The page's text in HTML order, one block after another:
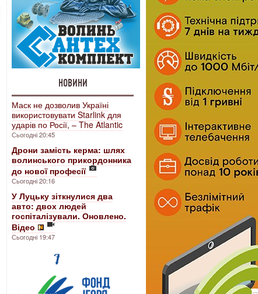
НОВИНИ
Маск не дозволив Україні
використовувати Starlink для
ударів по Росії, – The Atlantic
Сьогодні 20:45
Дрони замість керма: шлях
волинського прикордонника
до нової професії
Сьогодні 20:16
У Луцьку зіткнулися два
авто: двох людей
госпіталізували. Оновлено.
Відео
Сьогодні 19:47